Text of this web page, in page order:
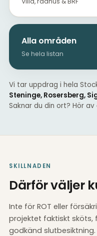
Alla områden
Se hela listan
Vi tar uppdrag i hela
Steninge, Rosersberg,
Saknar du din ort? Hör
SKILLNADEN
Därför väljer
Inte för ROT eller
projektet faktiskt sköts,
godkänd slutbesiktning.